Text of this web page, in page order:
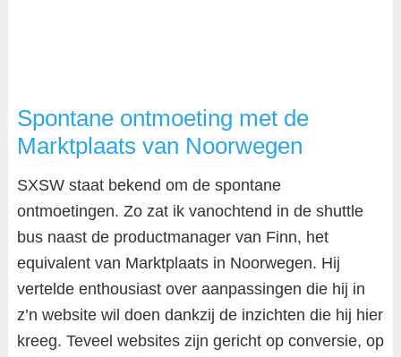
Spontane ontmoeting met de
Marktplaats van Noorwegen
SXSW staat bekend om de spontane
ontmoetingen. Zo zat ik vanochtend in de shuttle
bus naast de productmanager van Finn, het
equivalent van Marktplaats in Noorwegen. Hij
vertelde enthousiast over aanpassingen die hij in
z’n website wil doen dankzij de inzichten die hij hier
kreeg. Teveel websites zijn gericht op conversie, op